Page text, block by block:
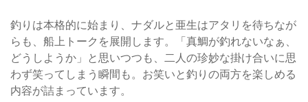
釣りは本格的に始まり、ナダルと亜生はアタリを待ちなが
らも、船上トークを展開します。「真鯛が釣れないなぁ、
どうしようか」と思いつつも、二人の珍妙な掛け合いに思
わず笑ってしまう瞬間も。お笑いと釣りの両方を楽しめる
内容が詰まっています。